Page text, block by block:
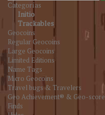
Categorías
Initio
Trackables
Geocoins
Regular Geocoins
Large Geocoins
Limited Editions
Name Tags
Micro Geocoins
Travel bugs & Travelers
Geo Achievement® & Geo-score
Finds